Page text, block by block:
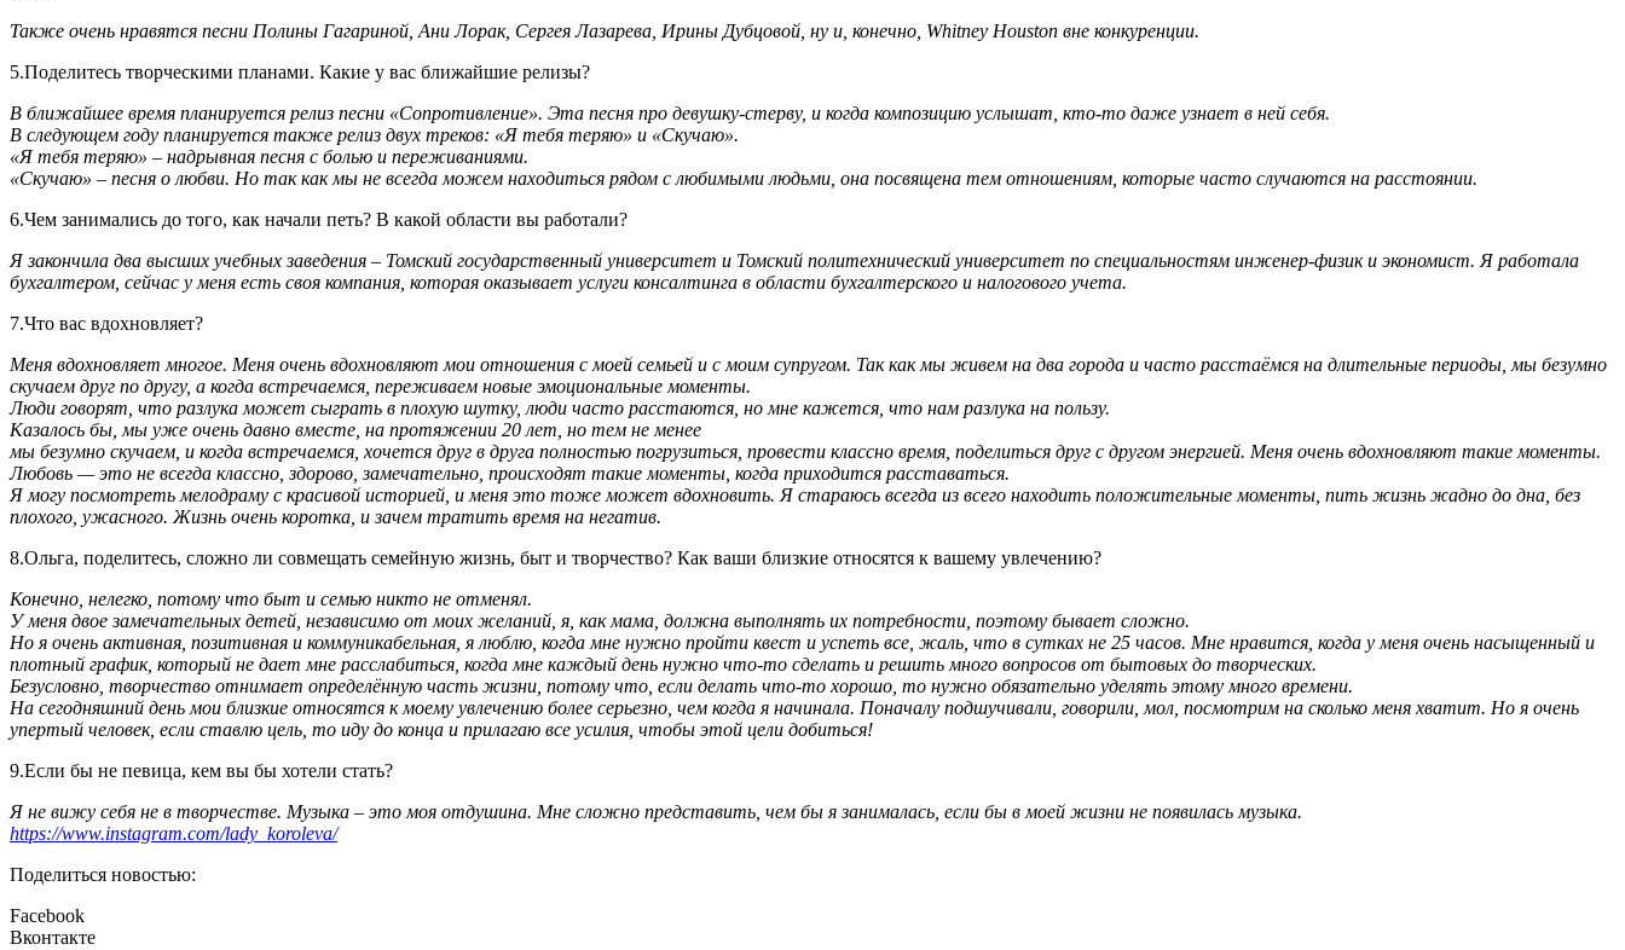
Также очень нравятся песни Полины Гагариной, Ани Лорак, Сергея Лазарева, Ирины Дубцовой, ну и, конечно, Whitney Houston вне конкуренции.
5.Поделитесь творческими планами. Какие у вас ближайшие релизы?
В ближайшее время планируется релиз песни «Сопротивление». Эта песня про девушку-стерву, и когда композицию услышат, кто-то даже узнает в ней себя.
В следующем году планируется также релиз двух треков: «Я тебя теряю» и «Скучаю».
«Я тебя теряю» – надрывная песня с болью и переживаниями.
«Скучаю» – песня о любви. Но так как мы не всегда можем находиться рядом с любимыми людьми, она посвящена тем отношениям, которые часто случаются на расстоянии.
6.Чем занимались до того, как начали петь? В какой области вы работали?
Я закончила два высших учебных заведения – Томский государственный университет и Томский политехнический университет по специальностям инженер-физик и экономист. Я работала
бухгалтером, сейчас у меня есть своя компания, которая оказывает услуги консалтинга в области бухгалтерского и налогового учета.
7.Что вас вдохновляет?
Меня вдохновляет многое. Меня очень вдохновляют мои отношения с моей семьей и с моим супругом. Так как мы живем на два города и часто расстаёмся на длительные периоды, мы безумно
скучаем друг по другу, а когда встречаемся, переживаем новые эмоциональные моменты.
Люди говорят, что разлука может сыграть в плохую шутку, люди часто расстаются, но мне кажется, что нам разлука на пользу.
Казалось бы, мы уже очень давно вместе, на протяжении 20 лет, но тем не менее
мы безумно скучаем, и когда встречаемся, хочется друг в друга полностью погрузиться, провести классно время, поделиться друг с другом энергией. Меня очень вдохновляют такие моменты.
Любовь — это не всегда классно, здорово, замечательно, происходят такие моменты, когда приходится расставаться.
Я могу посмотреть мелодраму с красивой историей, и меня это тоже может вдохновить. Я стараюсь всегда из всего находить положительные моменты, пить жизнь жадно до дна, без
плохого, ужасного. Жизнь очень коротка, и зачем тратить время на негатив.
8.Ольга, поделитесь, сложно ли совмещать семейную жизнь, быт и творчество? Как ваши близкие относятся к вашему увлечению?
Конечно, нелегко, потому что быт и семью никто не отменял.
У меня двое замечательных детей, независимо от моих желаний, я, как мама, должна выполнять их потребности, поэтому бывает сложно.
Но я очень активная, позитивная и коммуникабельная, я люблю, когда мне нужно пройти квест и успеть все, жаль, что в сутках не 25 часов. Мне нравится, когда у меня очень насыщенный и
плотный график, который не дает мне расслабиться, когда мне каждый день нужно что-то сделать и решить много вопросов от бытовых до творческих.
Безусловно, творчество отнимает определённую часть жизни, потому что, если делать что-то хорошо, то нужно обязательно уделять этому много времени.
На сегодняшний день мои близкие относятся к моему увлечению более серьезно, чем когда я начинала. Поначалу подшучивали, говорили, мол, посмотрим на сколько меня хватит. Но я очень
упертый человек, если ставлю цель, то иду до конца и прилагаю все усилия, чтобы этой цели добиться!
9.Если бы не певица, кем вы бы хотели стать?
Я не вижу себя не в творчестве. Музыка – это моя отдушина. Мне сложно представить, чем бы я занималась, если бы в моей жизни не появилась музыка.
https://www.instagram.com/lady_koroleva/
Поделиться новостью:
Facebook
Вконтакте